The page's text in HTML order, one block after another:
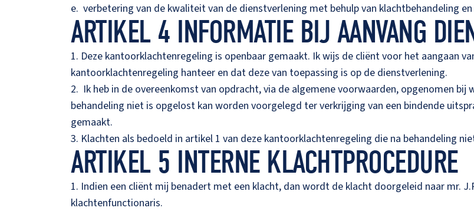
e. verbetering van de kwaliteit van de dienstverlening met behulp van klachtbehandeling
ARTIKEL 4 INFORMATIE BIJ AANVANG
1. Deze kantoorklachtenregeling is openbaar gemaakt. Ik wijs de cliënt voor het aangaan
kantoorklachtenregeling hanteer en dat deze van toepassing is op de dienstverlening.
2. Ik heb in de overeenkomst van opdracht, via de algemene voorwaarden, opgenomen
behandeling niet is opgelost kan worden voorgelegd ter verkrijging van een bindende
gemaakt.
3. Klachten als bedoeld in artikel 1 van deze kantoorklachtenregeling die na behandeling
ARTIKEL 5 INTERNE KLACHTPROCEDURE
1. Indien een cliënt mij benadert met een klacht, dan wordt de klacht doorgeleid naar mr.
klachtenfunctionaris.